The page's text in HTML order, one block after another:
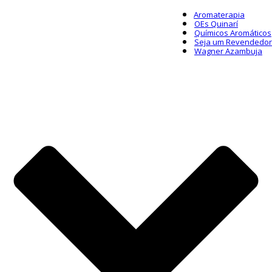
Aromaterapia
OEs Quinarí
Químicos Aromáticos
Seja um Revendedor
Wagner Azambuja